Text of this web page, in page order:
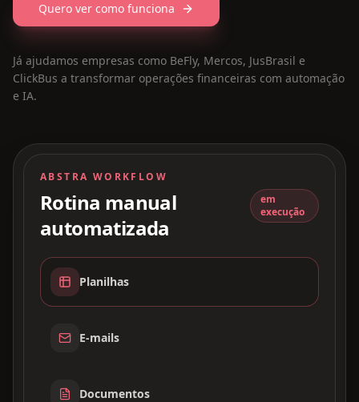
Quero ver como funciona
Já ajudamos empresas como BeFly, Mercos, JusBrasil e
ClickBus a transformar operações financeiras com automação
e IA.
ABSTRA WORKFLOW
Rotina manual
automatizada
em
execução
Planilhas
E-mails
Documentos